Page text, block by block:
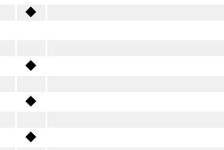
◆
◆
◆
◆